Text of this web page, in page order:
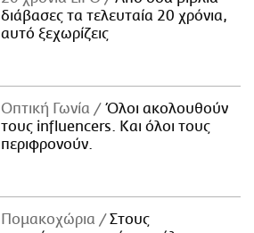
διάβασες τα τελευταία 20 χρόνια,
αυτό ξεχωρίζεις
Οπτική Γωνία
Όλοι ακολουθούν
τους influencers. Και όλοι τους
περιφρονούν.
Πομακοχώρια
Στους